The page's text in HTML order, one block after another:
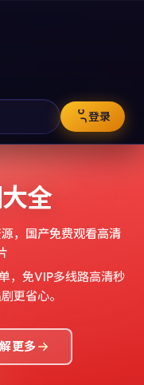
登录
全
， 国产免费观看高清
，免VIP多线路高清秒
更省心。
更多